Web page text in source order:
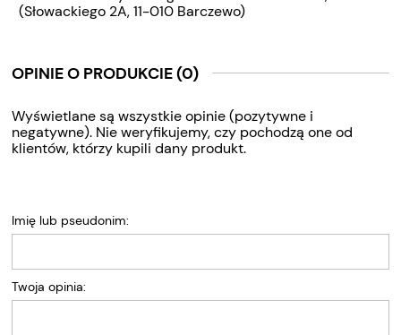
(Słowackiego 2A, 11-010 Barczewo)
OPINIE O PRODUKCIE (0)
Wyświetlane są wszystkie opinie (pozytywne i
negatywne). Nie weryfikujemy, czy pochodzą one od
klientów, którzy kupili dany produkt.
Imię lub pseudonim:
Twoja opinia: